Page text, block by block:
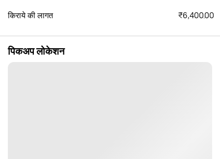
किराये की लागत ₹6,400.00
पिकअप लोकेशन